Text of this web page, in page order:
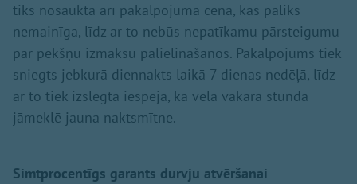
tiks nosaukta arī pakalpojuma cena, kas paliks
nemainīga, līdz ar to nebūs nepatīkamu pārsteigumu
par pēkšņu izmaksu palielināšanos. Pakalpojums tiek
sniegts jebkurā diennakts laikā 7 dienas nedēļā, līdz
ar to tiek izslēgta iespēja, ka vēlā vakara stundā
jāmeklē jauna naktsmītne.
Simtprocentīgs garants durvju atvēršanai